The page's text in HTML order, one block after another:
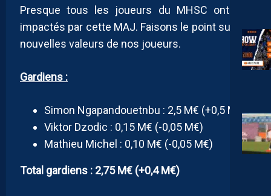
Presque tous les joueurs du MHSC ont été
impactés par cette MAJ. Faisons le point sur les
nouvelles valeurs de nos joueurs.
Gardiens :
Simon Ngapandouetnbu : 2,5 M€ (+0,5 M€)
Viktor Dzodic : 0,15 M€ (-0,05 M€)
Mathieu Michel : 0,10 M€ (-0,05 M€)
Total gardiens : 2,75 M€ (+0,4 M€)